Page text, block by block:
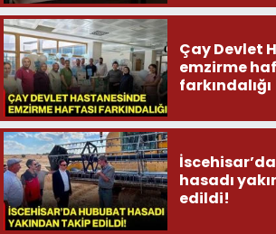
Çay Devlet
emzirme
farkındalığı
hasadı
edildi!